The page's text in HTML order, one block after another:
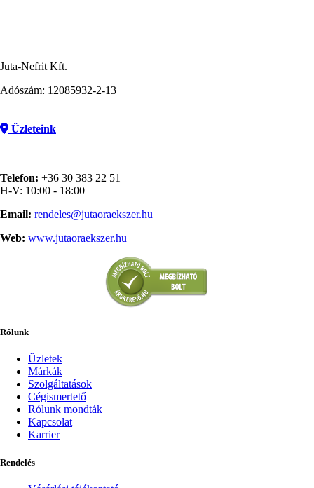
Juta-Nefrit Kft.
Adószám: 12085932-2-13
Üzleteink
Telefon: +36 30 383 22 51
H-V: 10:00 - 18:00
Email: rendeles@jutaoraekszer.hu
Web: www.jutaoraekszer.hu
Rólunk
Üzletek
Márkák
Szolgáltatások
Cégismertető
Rólunk mondták
Kapcsolat
Karrier
Rendelés